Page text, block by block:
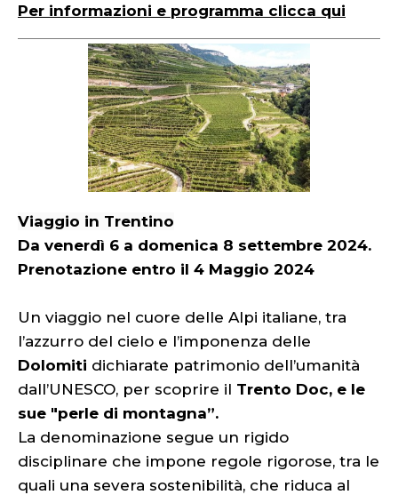
Per informazioni e programma clicca qui
Viaggio in Trentino
Da venerdì 6 a domenica 8 settembre 2024.
Prenotazione entro il 4 Maggio 2024
Un viaggio nel cuore delle Alpi italiane, tra
l’azzurro del cielo e l’imponenza delle
Dolomiti dichiarate patrimonio dell’umanità
dall’UNESCO, per scoprire il Trento Doc, e le
sue "perle di montagna”.
La denominazione segue un rigido
disciplinare che impone regole rigorose, tra le
quali una severa sostenibilità, che riduca al